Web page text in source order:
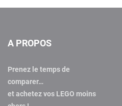
A PROPOS
Prenez le temps de
comparer…
et achetez vos LEGO moins